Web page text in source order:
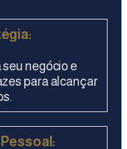
negócio e
para alcançar